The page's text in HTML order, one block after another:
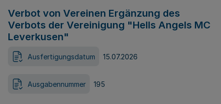
Verbot von Vereinen Ergänzung des
Verbots der Vereinigung "Hells Angels MC
Leverkusen"
Ausfertigungsdatum 15.07.2026
Ausgabennummer 195